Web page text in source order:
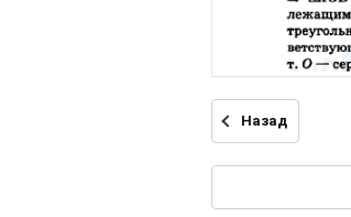
Назад